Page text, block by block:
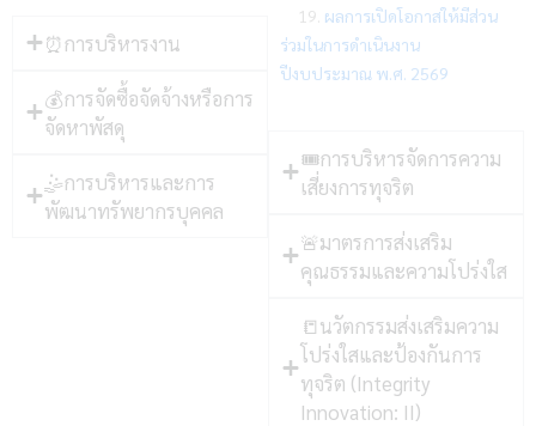
⏰การบริหารงาน
💰การจัดซื้อจัดจ้างหรือการ
จัดหาพัสดุ
🤹การบริหารและการ
พัฒนาทรัพยากรบุคคล
19. ผลการเปิดโอกาสให้มีส่วน
ร่วมในการดำเนินงาน
ปีงบประมาณ พ.ศ. 2569
🎟การบริหารจัดการความ
เสี่ยงการทุจริต
🚨มาตรการส่งเสริม
คุณธรรมและความโปร่งใส
📒นวัตกรรมส่งเสริมความ
โปร่งใสและป้องกันการ
ทุจริต (Integrity
Innovation: II)